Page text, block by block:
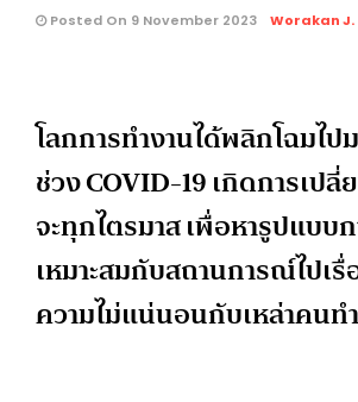
Posted On 9 November 2023 Worakan J.
โลกการทำงานได้พลิกโฉมไ
ช่วง COVID-19 เกิดการเป
จะทุกไตรมาส เพื่อหารูปแบบ
เหมาะสมกับสถานการณ์ไปเ
ความไม่แน่นอนกับเหล่าคนท